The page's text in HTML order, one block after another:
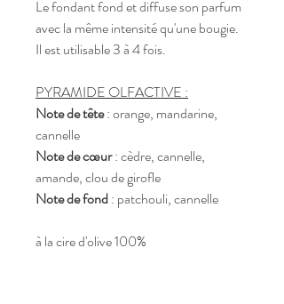
Le fondant fond et diffuse son parfum
avec la même intensité qu'une bougie.
Il est utilisable 3 à 4 fois.
PYRAMIDE OLFACTIVE :
Note de tête : orange, mandarine,
cannelle
Note de cœur : cèdre, cannelle,
amande, clou de girofle
Note de fond : patchouli, cannelle
à la cire d'olive 100%